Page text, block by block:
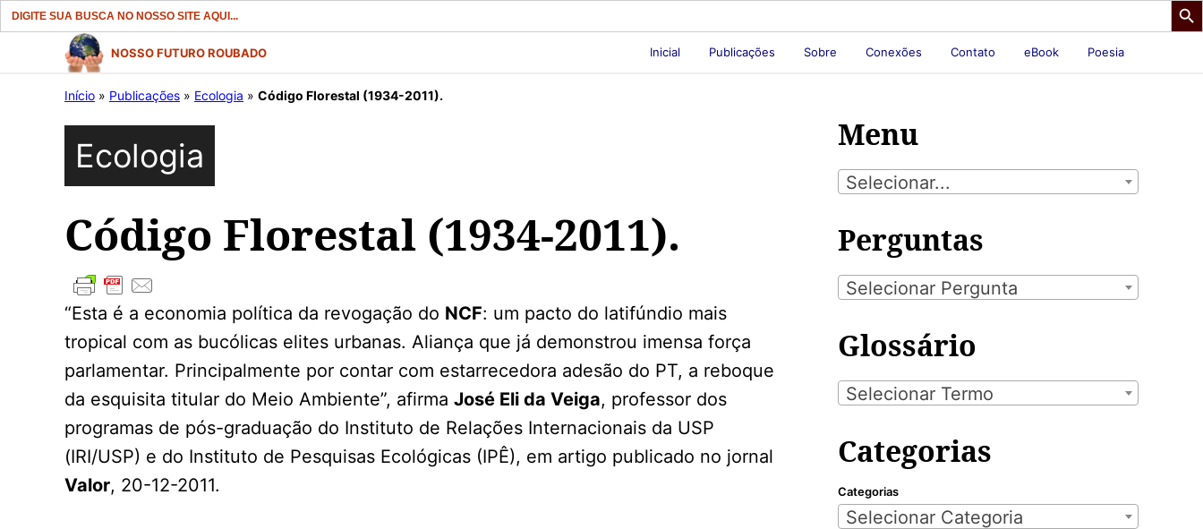
Search
for:
conteúdo
NOSSO FUTURO ROUBADO Inicial Publicações Sobre Conexões Contato eBook Poesia
Início » Publicações » Ecologia » Código Florestal (1934-2011).
Ecologia
Código Florestal (1934-2011).
“Esta é a economia política da revogação do NCF: um pacto do latifúndio mais
tropical com as bucólicas elites urbanas. Aliança que já demonstrou imensa força
parlamentar. Principalmente por contar com estarrecedora adesão do PT, a reboque
da esquisita titular do Meio Ambiente”, afirma José Eli da Veiga, professor dos
programas de pós-graduação do Instituto de Relações Internacionais da USP
(IRI/USP) e do Instituto de Pesquisas Ecológicas (IPÊ), em artigo publicado no jornal
Valor, 20-12-2011.
Menu
Selecionar...
Perguntas
Selecionar Pergunta
Glossário
Selecionar Termo
Categorias
Categorias
Selecionar Categoria